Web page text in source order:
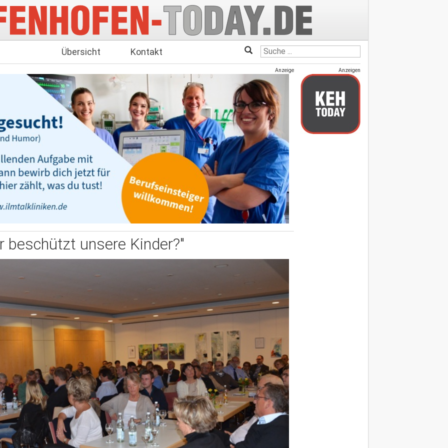
Übersicht Kontakt
Anzeige
beschützt unsere Kinder?"
Anzeigen